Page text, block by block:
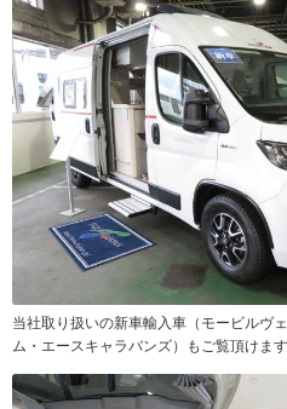
当社取り扱いの新車輸入車（モービルヴ
ム・エースキャラバンズ）もご覧頂けます